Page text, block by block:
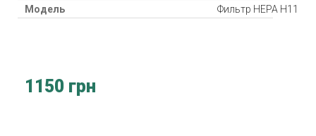
Модель
Фильтр HEPA Н11
1150 грн